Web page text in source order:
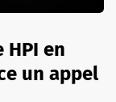
HPI en
un appel